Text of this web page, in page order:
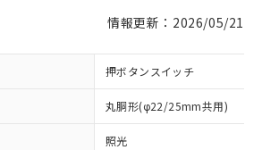
情報更新：2026/05/21
押ボタンスイッチ
丸胴形(φ22/25mm共用)
照光